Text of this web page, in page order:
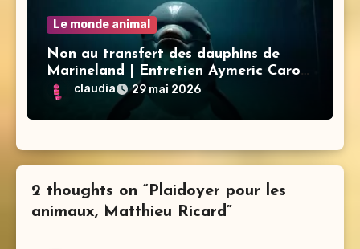
Le monde animal
Non au transfert des dauphins de
Marineland | Entretien Aymeric Caron
Lamya Essemlali – Sea Shepherd
claudia 29 mai 2026
2 thoughts on “Plaidoyer pour les
animaux, Matthieu Ricard”